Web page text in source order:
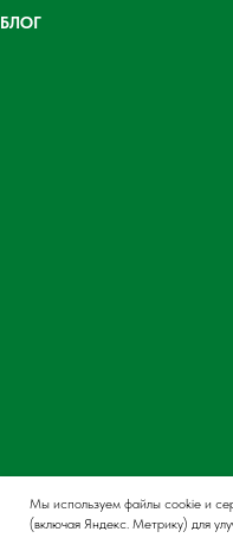
Мы используем файлы cookie и
(включая Яндекс. Метрику) для
БЛОГ